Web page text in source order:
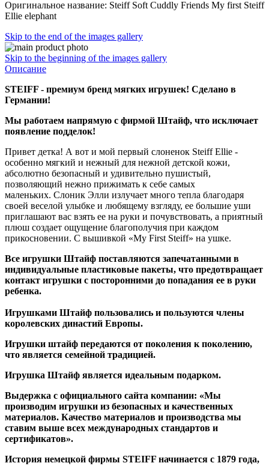
Оригинальное название: Steiff Soft Cuddly Friends My first Steiff
Ellie elephant
Skip to the end of the images gallery
Skip to the beginning of the images gallery
Описание
STEIFF - премиум бренд мягких игрушек! Сделано в
Германии!
Мы работаем напрямую с фирмой Штайф, что исключает
появление подделок!
Привет детка! А вот и мой первый слоненок Steiff Ellie -
особенно мягкий и нежный для нежной детской кожи,
абсолютно безопасный и удивительно пушистый,
позволяющий нежно прижимать к себе самых
маленьких. Слоник Элли излучает много тепла благодаря
своей веселой улыбке и любящему взгляду, ее большие уши
приглашают вас взять ее на руки и почувствовать, а приятный
плюш создает ощущение благополучия при каждом
прикосновении. С вышивкой «My First Steiff» на ушке.
Все игрушки Штайф поставляются запечатанными в
индивидуальные пластиковые пакеты, что предотвращает
контакт игрушки с посторонними до попадания ее в руки
ребенка.
Игрушками Штайф пользовались и пользуются члены
королевских династий Европы.
Игрушки штайф передаются от поколения к поколению,
что является семейной традицией.
Игрушка Штайф является идеальным подарком.
Выдержка с официального сайта компании: «Мы
производим игрушки из безопасных и качественных
материалов. Качество материалов и производства мы
ставим выше всех международных стандартов и
сертификатов».
История немецкой фирмы STEIFF начинается с 1879 года,